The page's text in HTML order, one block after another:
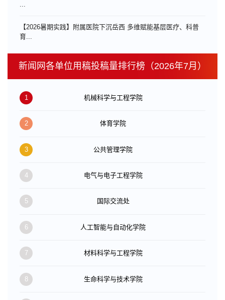
...
【2026暑期实践】附属医院下沉岳西 多维赋能基层医疗、科普
育...
新闻网各单位用稿投稿量排行榜（2026年7月）
1 机械科学与工程学院
2 体育学院
3 公共管理学院
4 电气与电子工程学院
5 国际交流处
6 人工智能与自动化学院
7 材料科学与工程学院
8 生命科学与技术学院